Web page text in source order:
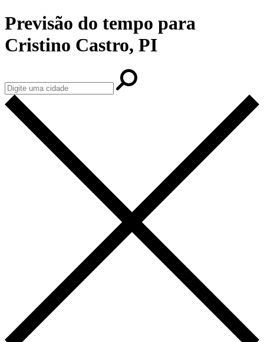
Previsão do tempo para
Cristino Castro, PI